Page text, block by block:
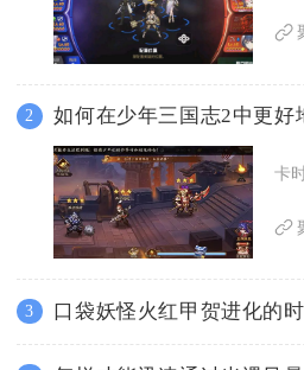
2 如何在少年三国志2中更好
卡
3 口袋妖怪火红甲贺进化的